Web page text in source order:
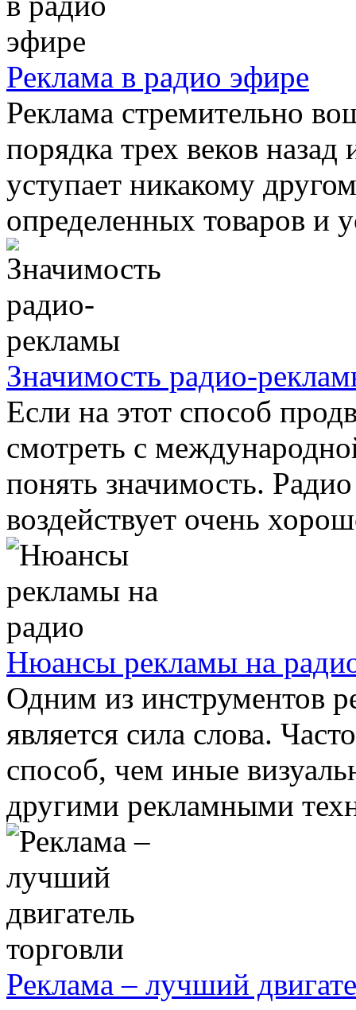
Реклама в радио эфире
Реклама стремительно
порядка трех веков
уступает никакому
определенных товаров и
Значимость радио-
Если на этот способ
смотреть с
понять значимость.
воздействует очень
Нюансы рекламы на
Одним из инструментов
является сила слова.
способ, чем иные
другими рекламными
Реклама – лучший